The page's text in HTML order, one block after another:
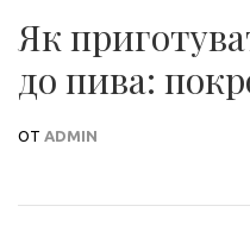
Як
до пива:
ОТ ADMIN